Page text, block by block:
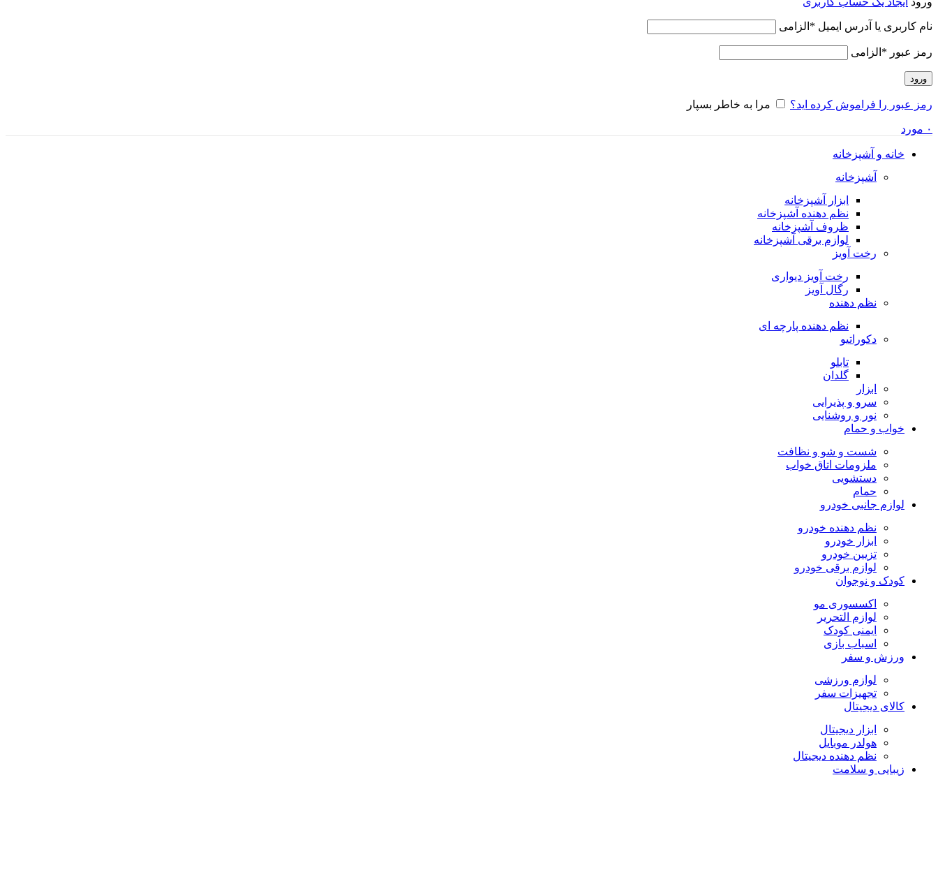
نام کاربری یا آدرس ایمیل * الزامی
رمز عبور * الزامی
ورود
رمز عبور را فراموش کرده اید؟ مرا به خاطر بسپار
۰ مورد
خانه و آشپزخانه
آشپزخانه
ابزار آشپزخانه
نظم دهنده آشپزخانه
ظروف آشپزخانه
لوازم برقی آشپزخانه
رخت آویز
رخت آویز دیواری
رگال آویز
نظم دهنده
نظم دهنده پارچه ای
دکوراتیو
تابلو
گلدان
ابزار
سرو و پذیرایی
نور و روشنایی
خواب و حمام
شست و شو و نظافت
ملزومات اتاق خواب
دستشویی
حمام
لوازم جانبی خودرو
نظم دهنده خودرو
ابزار خودرو
تزیین خودرو
لوازم برقی خودرو
کودک و نوجوان
اکسسوری مو
لوازم التحریر
ایمنی کودک
اسباب بازی
ورزش و سفر
لوازم ورزشی
تجهیزات سفر
کالای دیجیتال
ابزار دیجیتال
هولدر موبایل
نظم دهنده دیجیتال
زیبایی و سلامت